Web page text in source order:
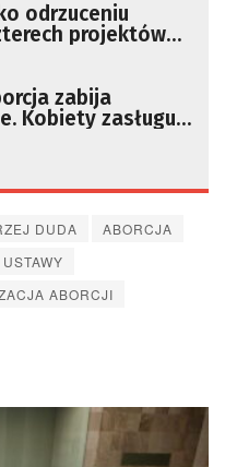
odrzuceniu
projektów
zabija
Kobiety zasługują
DUDA
ABORCJA
ABORCJI